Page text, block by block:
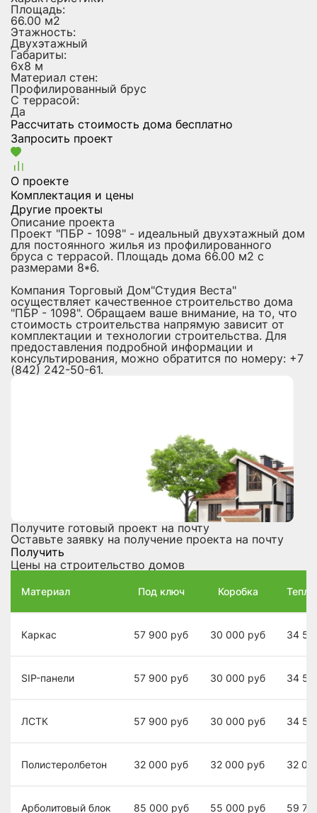
Площадь:
66.00 м2
Этажность:
Двухэтажный
Габариты:
6х8 м
Материал стен:
Профилированный брус
С террасой:
Да
Рассчитать стоимость дома бесплатно
Запросить проект
О проекте
Комплектация и цены
Другие проекты
Описание проекта
Проект "ПБР - 1098" - идеальный двухэтажный дом
для постоянного жилья из профилированного
бруса с террасой. Площадь дома 66.00 м2 с
размерами 8*6.
Компания Торговый Дом"Студия Веста"
осуществляет качественное строительство дома
"ПБР - 1098". Обращаем ваше внимание, на то, что
стоимость строительства напрямую зависит от
комплектации и технологии строительства. Для
предоставления подробной информации и
консультирования, можно обратится по номеру: +7
(842) 242-50-61.
Получите готовый проект на почту
Оставьте заявку на получение проекта на почту
Получить
Цены на строительство домов
Материал Под ключ Коробка
Каркас 57 900 руб 30 000 руб 34
SIP-панели 57 900 руб 30 000 руб 34
ЛСТК 57 900 руб 30 000 руб 34
Полистеролбетон 32 000 руб 32 000 руб 32
Арболитовый блок 85 000 руб 55 000 руб 59